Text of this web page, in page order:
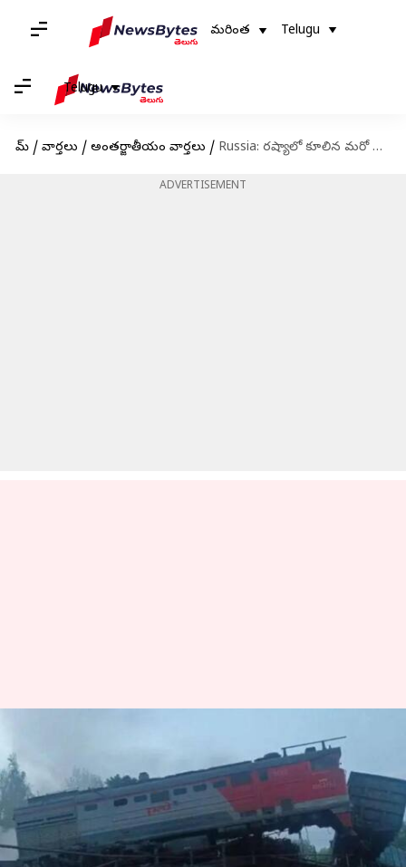
మరింత Telugu
Telugu
హోమ్ / వార్తలు / అంతర్జాతీయం వార్తలు / Russia: రష్యాలో కూలిన మరో వంతెన.. గూడ్స్ రైలు బోల్తా
ADVERTISEMENT
వంతెన.. గూడ్స్ రైలు బోల్తా
వ్రాసిన వారు Jayachandra Akuri Jun 01, 2025
ఈ వార్తాకథనం ఏంటి